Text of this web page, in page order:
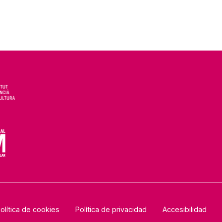
de cookies Política de privacidad Accesibilidad